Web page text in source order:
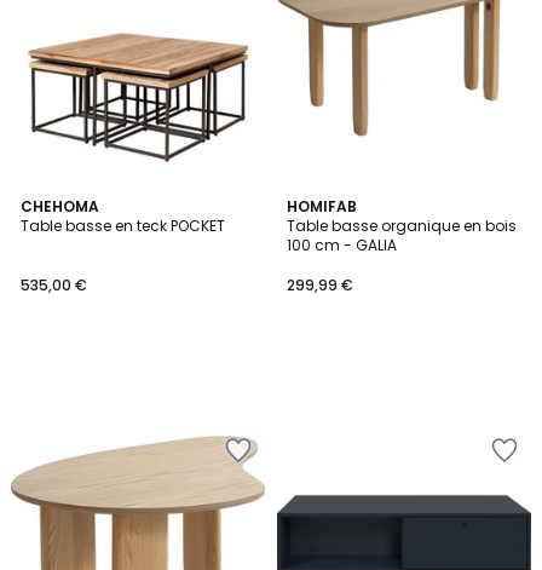
CHEHOMA
Table basse en teck POCKET
535,00 €
HOMIFAB
Table basse organique en bois
100 cm - GALIA
299,99 €